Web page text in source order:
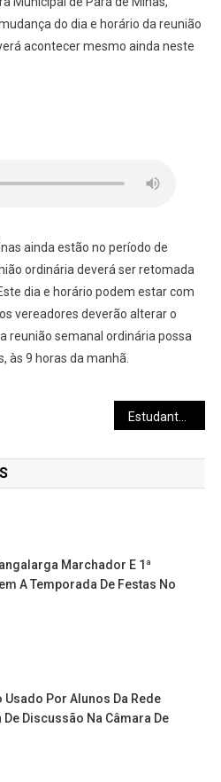
do dia e horário da reunião
acontecer mesmo ainda neste
ainda estão no período de
ordinária deverá ser retomada
dia e horário podem estar com
vereadores deverão alterar o
reunião semanal ordinária possa
às 9 horas da manhã.
Marchador E 1ª
A Temporada De Festas No
Por Alunos Da Rede
De Discussão Na Câmara De